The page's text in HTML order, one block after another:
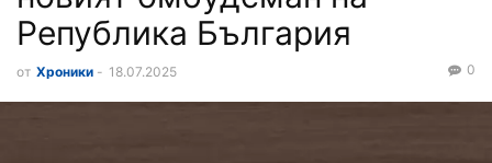
Република България
от Хроники - 18.07.2025 0